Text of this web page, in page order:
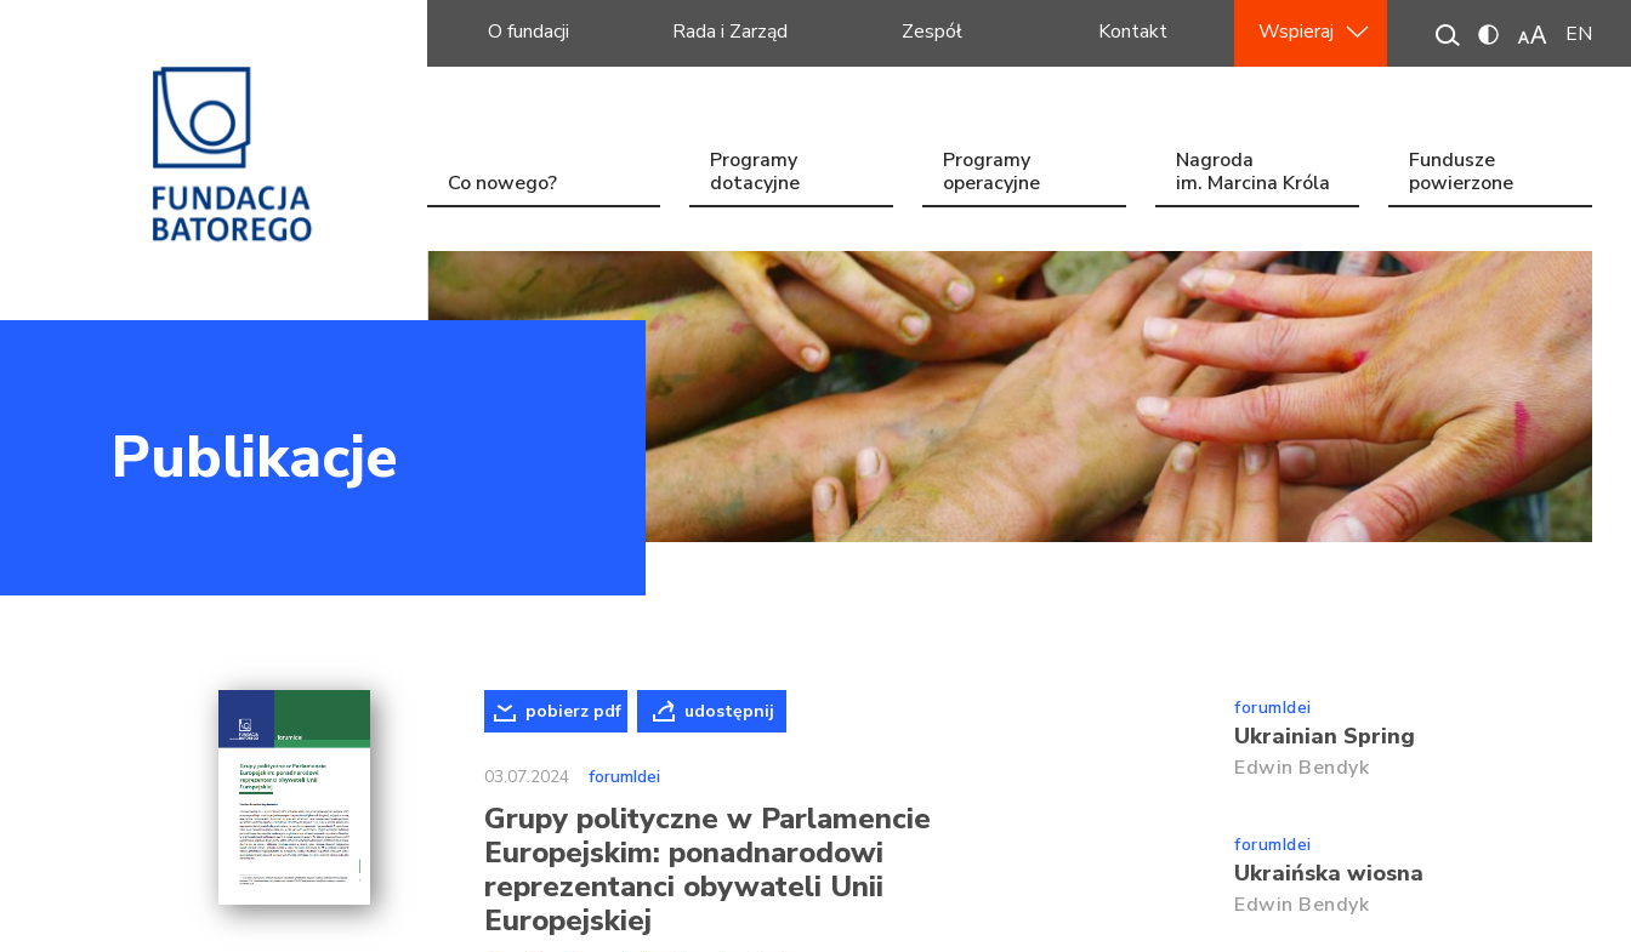
O fundacji Rada i Zarząd Zespół Kontakt Wspieraj EN
Co nowego?
Programy
dotacyjne
Programy
operacyjne
Nagroda
im. Marcina Króla
Fundusze
powierzone
Publikacje
pobierz pdf udostępnij
03.07.2024 forumIdei
Grupy polityczne w Parlamencie
Europejskim: ponadnarodowi
reprezentanci obywateli Unii
Europejskiej
forumIdei
Ukrainian Spring
Edwin Bendyk
forumIdei
Ukraińska wiosna
Edwin Bendyk